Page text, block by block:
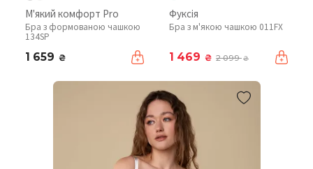
М'який комфорт Pro
Бра з формованою чашкою
134SP
1 659 ₴
Фуксія
Бра з м'якою чашкою 011FX
1 469 ₴ 2 099₴